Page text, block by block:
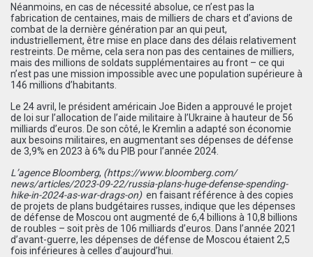
Néanmoins, en cas de nécessité absolue, ce n’est pas la
fabrication de centaines, mais de milliers de chars et d’avions de
combat de la dernière génération par an qui peut,
industriellement, être mise en place dans des délais relativement
restreints. De même, cela sera non pas des centaines de milliers,
mais des millions de soldats supplémentaires au front – ce qui
n’est pas une mission impossible avec une population supérieure à
146 millions d’habitants.
Le 24 avril, le président américain Joe Biden a approuvé le projet
de loi sur l’allocation de l’aide militaire à l’Ukraine à hauteur de 56
milliards d’euros. De son côté, le Kremlin a adapté son économie
aux besoins militaires, en augmentant ses dépenses de défense
de 3,9% en 2023 à 6% du PIB pour l’année 2024.
L’agence Bloomberg, (https://www.bloomberg.com/
news/articles/2023-09-22/russia-plans-huge-defense-spending-
hike-in-2024-as-war-drags-on)en faisant référence à des copies
de projets de plans budgétaires russes, indique que les dépenses
de défense de Moscou ont augmenté de 6,4 billions à 10,8 billions
de roubles – soit près de 106 milliards d’euros. Dans l’année 2021
d’avant-guerre, les dépenses de défense de Moscou étaient 2,5
fois inférieures à celles d’aujourd’hui.